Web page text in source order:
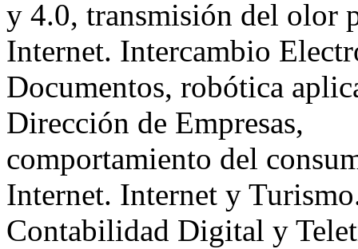
y 4.0, transmisión del olor
Internet. Intercambio
Documentos, robótica
Dirección de Empresas,
comportamiento del
Internet. Internet y
Contabilidad Digital y